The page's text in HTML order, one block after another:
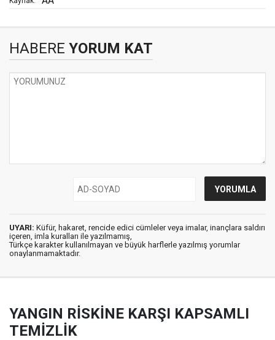
HABERE YORUM KAT
UYARI: Küfür, hakaret, rencide edici cümleler veya imalar, inançlara saldırı
içeren, imla kuralları ile yazılmamış,
Türkçe karakter kullanılmayan ve büyük harflerle yazılmış yorumlar
onaylanmamaktadır.
YANGIN RİSKİNE KARŞI KAPSAMLI
TEMİZLİK